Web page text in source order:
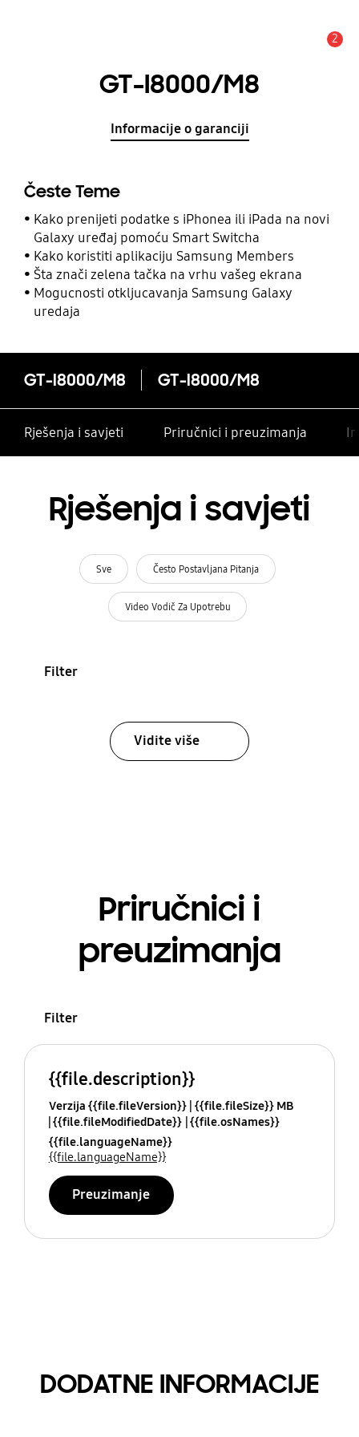
2
GT-I8000/M8
Informacije o garanciji
Česte Teme
Kako prenijeti podatke s iPhonea ili iPada na novi
Galaxy uređaj pomoću Smart Switcha
Kako koristiti aplikaciju Samsung Members
Šta znači zelena tačka na vrhu vašeg ekrana
Mogucnosti otkljucavanja Samsung Galaxy
uredaja
GT-I8000/M8 GT-I8000/M8
Rješenja i savjeti Priručnici i preuzimanja
Rješenja i savjeti
Sve Često Postavljana Pitanja
Video Vodič Za Upotrebu
Filter
Vidite više
Priručnici i
preuzimanja
Filter
{{file.description}}
Verzija {{file.fileVersion}} {{file.fileSize}} MB
{{file.fileModifiedDate}} {{file.osNames}}
{{file.languageName}}
{{file.languageName}}
Preuzimanje
DODATNE INFORMACIJE